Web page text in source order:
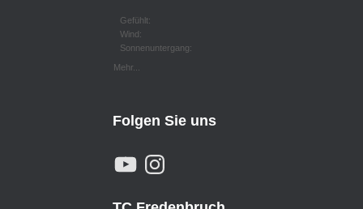
Gefühlt:
Wind:
Sonnenuntergang:
Mehr...
Folgen Sie uns
Y
O
U
N
A